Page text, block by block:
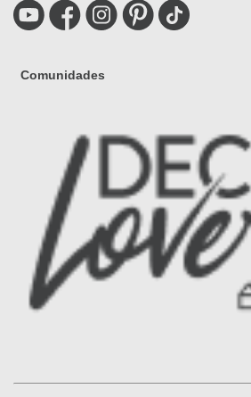
Comunidades